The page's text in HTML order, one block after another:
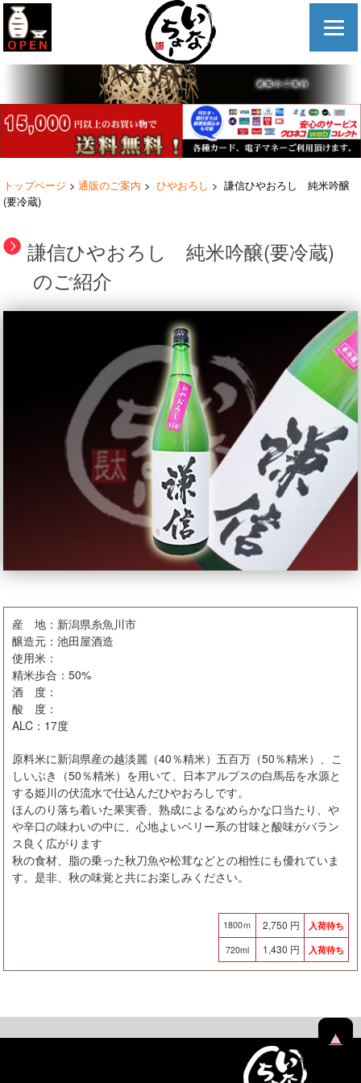
トップページ > 通販のご案内 > ひやおろし > 謙信ひやおろし 純米吟醸
(要冷蔵)
謙信ひやおろし 純米吟醸(要冷蔵)
のご紹介
産 地：新潟県糸魚川市
醸造元：池田屋酒造
使用米：
精米歩合：50%
酒 度：
酸 度：
ALC：17度
原料米に新潟県産の越淡麗（40％精米）五百万（50％精米）、こ
しいぶき（50％精米）を用いて、日本アルプスの白馬岳を水源と
する姫川の伏流水で仕込んだひやおろしです。
ほんのり落ち着いた果実香、熟成によるなめらかな口当たり、や
や辛口の味わいの中に、心地よいベリー系の甘味と酸味がバラン
ス良く広がります
秋の食材、脂の乗った秋刀魚や松茸などとの相性にも優れていま
す。是非、秋の味覚と共にお楽しみください。
1800ｍ 2,750 円
入荷待ち
720ml
1,430 円 入荷待ち